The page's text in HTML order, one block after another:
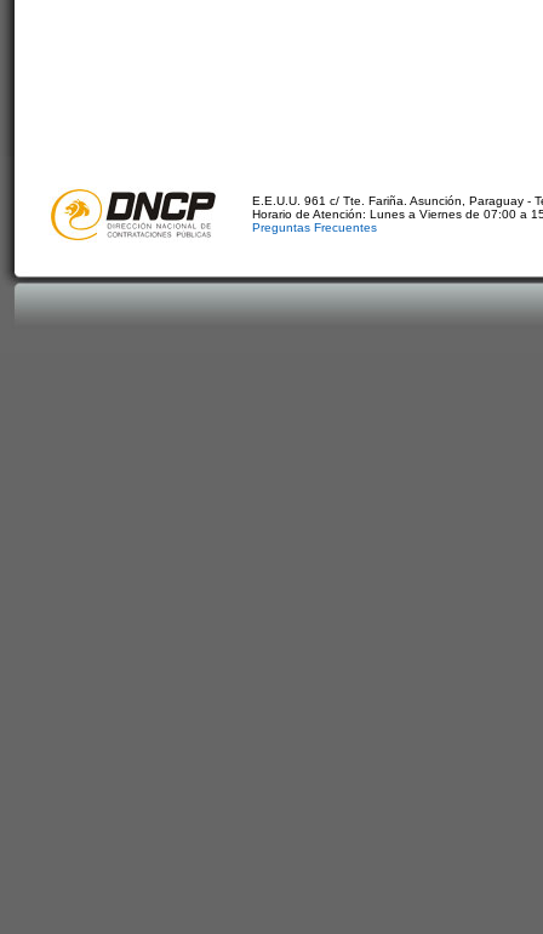
E.E.U.U. 961 c/ Tte. Fariña. Asunción, Paraguay -
Horario de Atención: Lunes a Viernes de 07:00 a
Preguntas Frecuentes